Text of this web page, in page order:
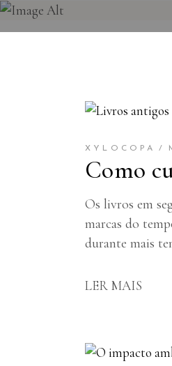
XYLOCOPA
Como
Os livros em
marcas do
durante mais
LER MAIS